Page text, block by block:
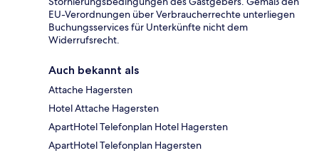
EU-Verordnungen über Verbraucherrechte unterliegen
Buchungsservices für Unterkünfte nicht dem
Widerrufsrecht.
Auch bekannt als
Attache Hagersten
Hotel Attache Hagersten
ApartHotel Telefonplan Hotel Hagersten
ApartHotel Telefonplan Hagersten